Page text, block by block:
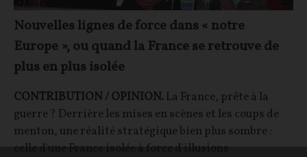
Nouvelles lignes de force dans « notre
Europe », ou quand la France se retrouve de
plus en plus isolée
CONTRIBUTION / OPINION.La France, prête à la
guerre ? Derrière les mises en scènes et les coups de
menton, une réalité stratégique bien plus sombre :
celle d'une France isolée à force d'illusions